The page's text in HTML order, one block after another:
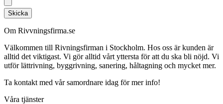
Skicka
Om Rivvningsfirma.se
Välkommen till Rivningsfirman i Stockholm. Hos oss är kunden är
alltid det viktigast. Vi gör alltid vårt yttersta för att du ska bli nöjd. Vi
utför lättrivning, byggrivning, sanering, håltagning och mycket mer.
Ta kontakt med vår samordnare idag för mer info!
Våra tjänster